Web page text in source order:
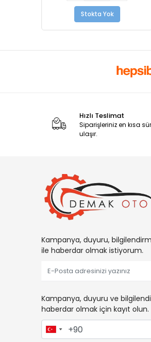
Stokta Yok
Hızlı Teslimat
Siparişleriniz en kısa
ulaşır.
Kampanya, duyuru,
ile haberdar olmak istiyorum.
Kampanya, duyuru ve
haberdar olmak için kayıt olun.